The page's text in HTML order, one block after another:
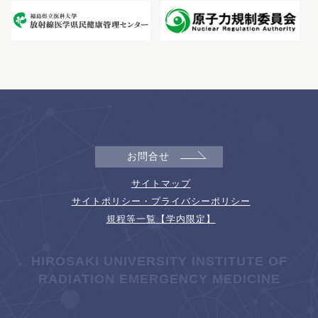
お問合せ
サイトマップ
サイトポリシー・プライバシーポリシー
規程等一覧【学内限定】
HIROSAKI UNIVERSITY INSTITUTE OF
RADIATION EMERGENCY MEDICINE